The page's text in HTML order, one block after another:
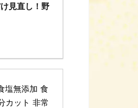
見直し！野
塩無添加 食
カット 非常